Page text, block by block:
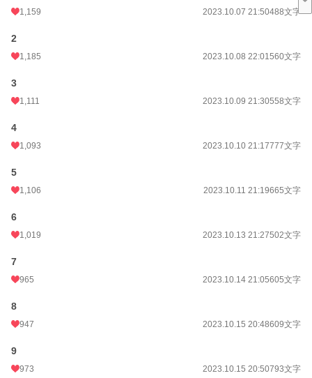
更新日時
初回公開日時
初回完結日時
週間ポイント
年間ポイント
1,159 2023.10.07 21:50488文字
2
1,185 2023.10.08 22:01560文字
3
1,111 2023.10.09 21:30558文字
4
1,093 2023.10.10 21:17777文字
5
1,106 2023.10.11 21:19665文字
6
1,019 2023.10.13 21:27502文字
7
965 2023.10.14 21:05605文字
8
947 2023.10.15 20:48609文字
9
973 2023.10.15 20:50793文字